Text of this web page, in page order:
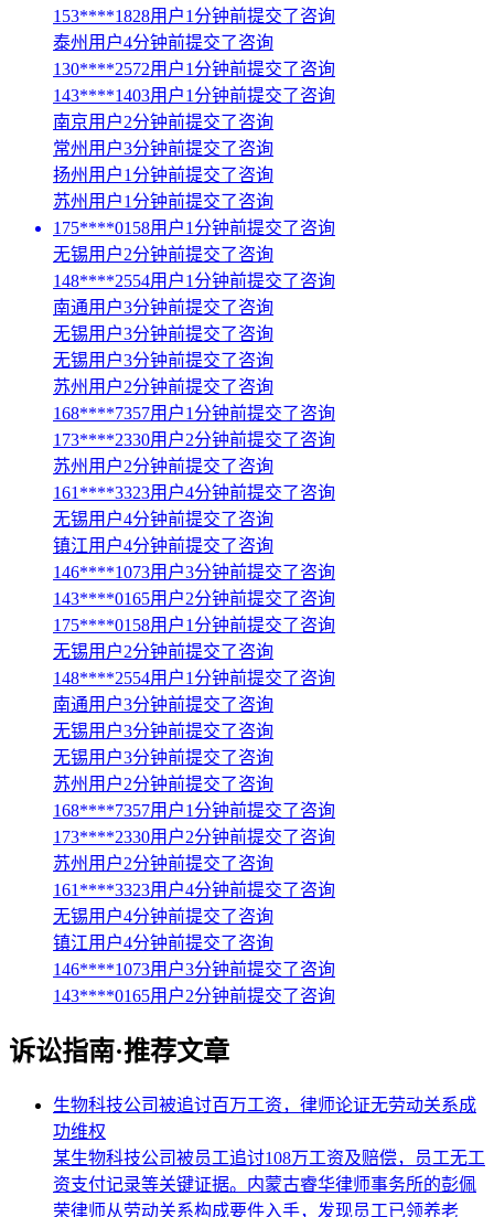
153****1828用户1分钟前提交了咨询
泰州用户4分钟前提交了咨询
130****2572用户1分钟前提交了咨询
143****1403用户1分钟前提交了咨询
南京用户2分钟前提交了咨询
常州用户3分钟前提交了咨询
扬州用户1分钟前提交了咨询
苏州用户1分钟前提交了咨询
175****0158用户1分钟前提交了咨询
无锡用户2分钟前提交了咨询
148****2554用户1分钟前提交了咨询
南通用户3分钟前提交了咨询
无锡用户3分钟前提交了咨询
无锡用户3分钟前提交了咨询
苏州用户2分钟前提交了咨询
168****7357用户1分钟前提交了咨询
173****2330用户2分钟前提交了咨询
苏州用户2分钟前提交了咨询
161****3323用户4分钟前提交了咨询
无锡用户4分钟前提交了咨询
镇江用户4分钟前提交了咨询
146****1073用户3分钟前提交了咨询
143****0165用户2分钟前提交了咨询
175****0158用户1分钟前提交了咨询
无锡用户2分钟前提交了咨询
148****2554用户1分钟前提交了咨询
南通用户3分钟前提交了咨询
无锡用户3分钟前提交了咨询
无锡用户3分钟前提交了咨询
苏州用户2分钟前提交了咨询
168****7357用户1分钟前提交了咨询
173****2330用户2分钟前提交了咨询
苏州用户2分钟前提交了咨询
161****3323用户4分钟前提交了咨询
无锡用户4分钟前提交了咨询
镇江用户4分钟前提交了咨询
146****1073用户3分钟前提交了咨询
143****0165用户2分钟前提交了咨询
诉讼指南·推荐文章
生物科技公司被追讨百万工资，律师论证无劳动关系成
功维权
某生物科技公司被员工追讨108万工资及赔偿，员工无工
资支付记录等关键证据。内蒙古睿华律师事务所的彭佩
荣律师从劳动关系构成要件入手，发现员工已领养老